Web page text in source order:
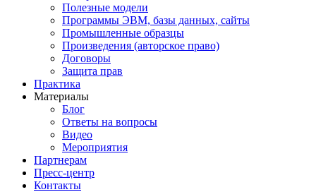
Полезные модели
Программы ЭВМ, базы данных, сайты
Промышленные образцы
Произведения (авторское право)
Договоры
Защита прав
Практика
Материалы
Блог
Ответы на вопросы
Видео
Мероприятия
Партнерам
Пресс-центр
Контакты